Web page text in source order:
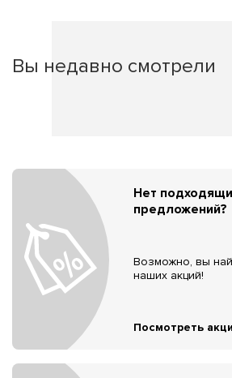
Вы недавно смотрели
Нет
предложений?
Возможно, вы
наших акций!
Посмотреть